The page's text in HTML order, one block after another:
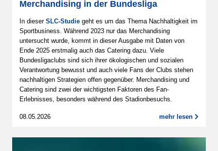
Merchandising in der Bundesliga
In dieser SLC-Studie geht es um das Thema Nachhaltigkeit im
Sportbusiness. Während 2023 nur das Merchandising
untersucht wurde, kommt in dieser Ausgabe mit Daten von
Ende 2025 erstmalig auch das Catering dazu. Viele
Bundesligaclubs sind sich ihrer ökologischen und sozialen
Verantwortung bewusst und auch viele Fans der Clubs stehen
nachhaltigen Strategien offen gegenüber. Merchandising und
Catering sind zwei der wichtigsten Faktoren des Fan-
Erlebnisses, besonders während des Stadionbesuchs.
08.05.2026 mehr lesen